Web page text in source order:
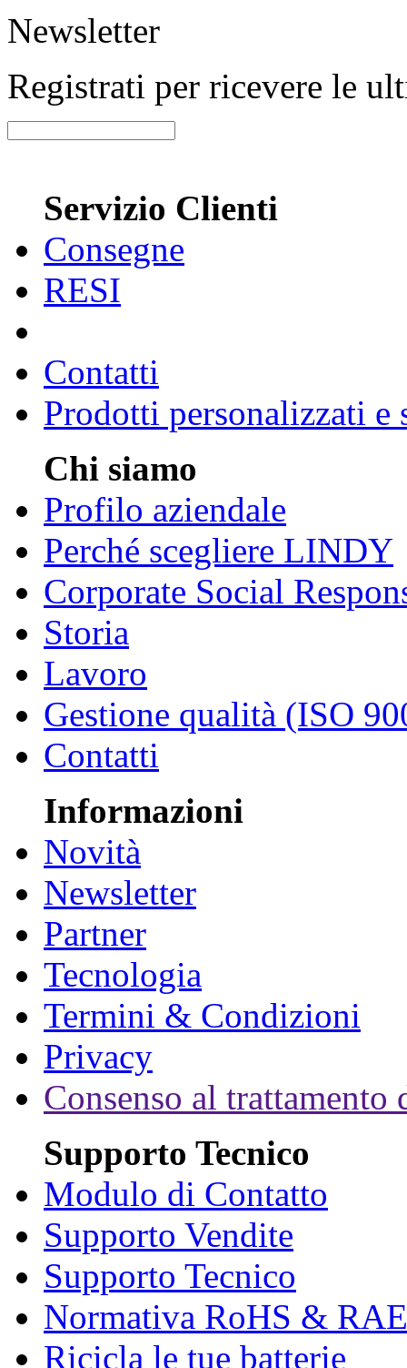
Newsletter
Registrati per ricevere le
Servizio Clienti
Consegne
RESI
Contatti
Prodotti personalizzati e
Chi siamo
Profilo aziendale
Perché scegliere LINDY
Corporate Social
Storia
Lavoro
Gestione qualità (ISO
Contatti
Informazioni
Novità
Newsletter
Partner
Tecnologia
Termini & Condizioni
Privacy
Consenso al trattamento
Supporto Tecnico
Modulo di Contatto
Supporto Vendite
Supporto Tecnico
Normativa RoHS &
Ricicla le tue batterie